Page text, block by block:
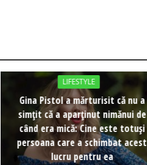
LIFESTYLE
Gina Pistol a mărturisit că nu a
simțit că a aparținut nimănui de
când era mică: Cine este totuși
persoana care a schimbat acest
lucru pentru ea